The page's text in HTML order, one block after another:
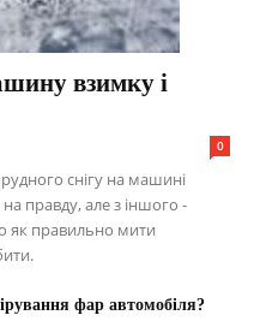
взимку і
0
снігу на машині
правду, але з іншого -
як правильно мити
фар автомобіля?